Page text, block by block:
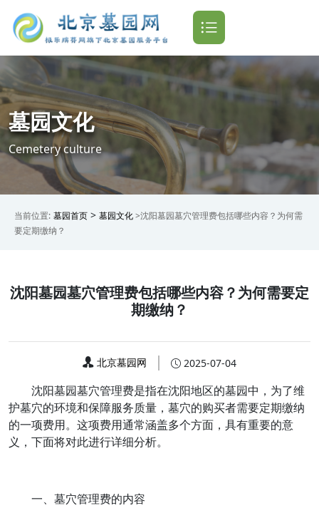
墓园文化
Cemetery culture
当前位置: 墓园首页 > 墓园文化>沈阳墓园墓穴管理费包括哪些内容？为何需
要定期缴纳？
沈阳墓园墓穴管理费包括哪些内容？为何需要定
期缴纳？
北京墓园网 2025-07-04
沈阳墓园墓穴管理费是指在沈阳地区的墓园中，为了维
护墓穴的环境和保障服务质量，墓穴的购买者需要定期缴纳
的一项费用。这项费用通常涵盖多个方面，具有重要的意
义，下面将对此进行详细分析。
一、墓穴管理费的内容